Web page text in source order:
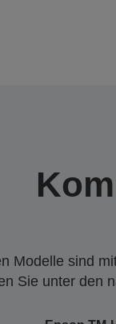
Modelle sind
Sie unter den